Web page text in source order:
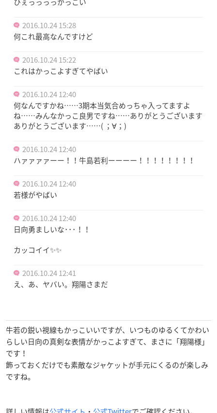
2016.10.24 15:28
何これ最高なんですけど
2016.10.24 15:22
これはかっこよすぎてやばい
2016.10.24 12:40
何なんですかね……3期本当気合めっちゃ入ってますよ
ね……みんなかっこ良男ですね……ありがとうございます
ありがとうございます……( ；∀；)
2016.10.24 12:40
ハァァァァーー！！牛島若利ーーーー！！！！！！！！
2016.10.24 12:40
若様がやばい
2016.10.24 12:40
日向勇ましいな･･･！！
カッコイイ✨✨
2016.10.24 12:41
え、あ、ヤバい。翔陽さまだ
牛若の鋭い視線もかっこいいですが、いつものゆるくてかわい
らしい日向の真剣な表情がかっこよすぎて、まさに「翔陽様」
です！
飾っておくだけでも素敵なジャケットが手元にくるのが楽しみ
ですね。